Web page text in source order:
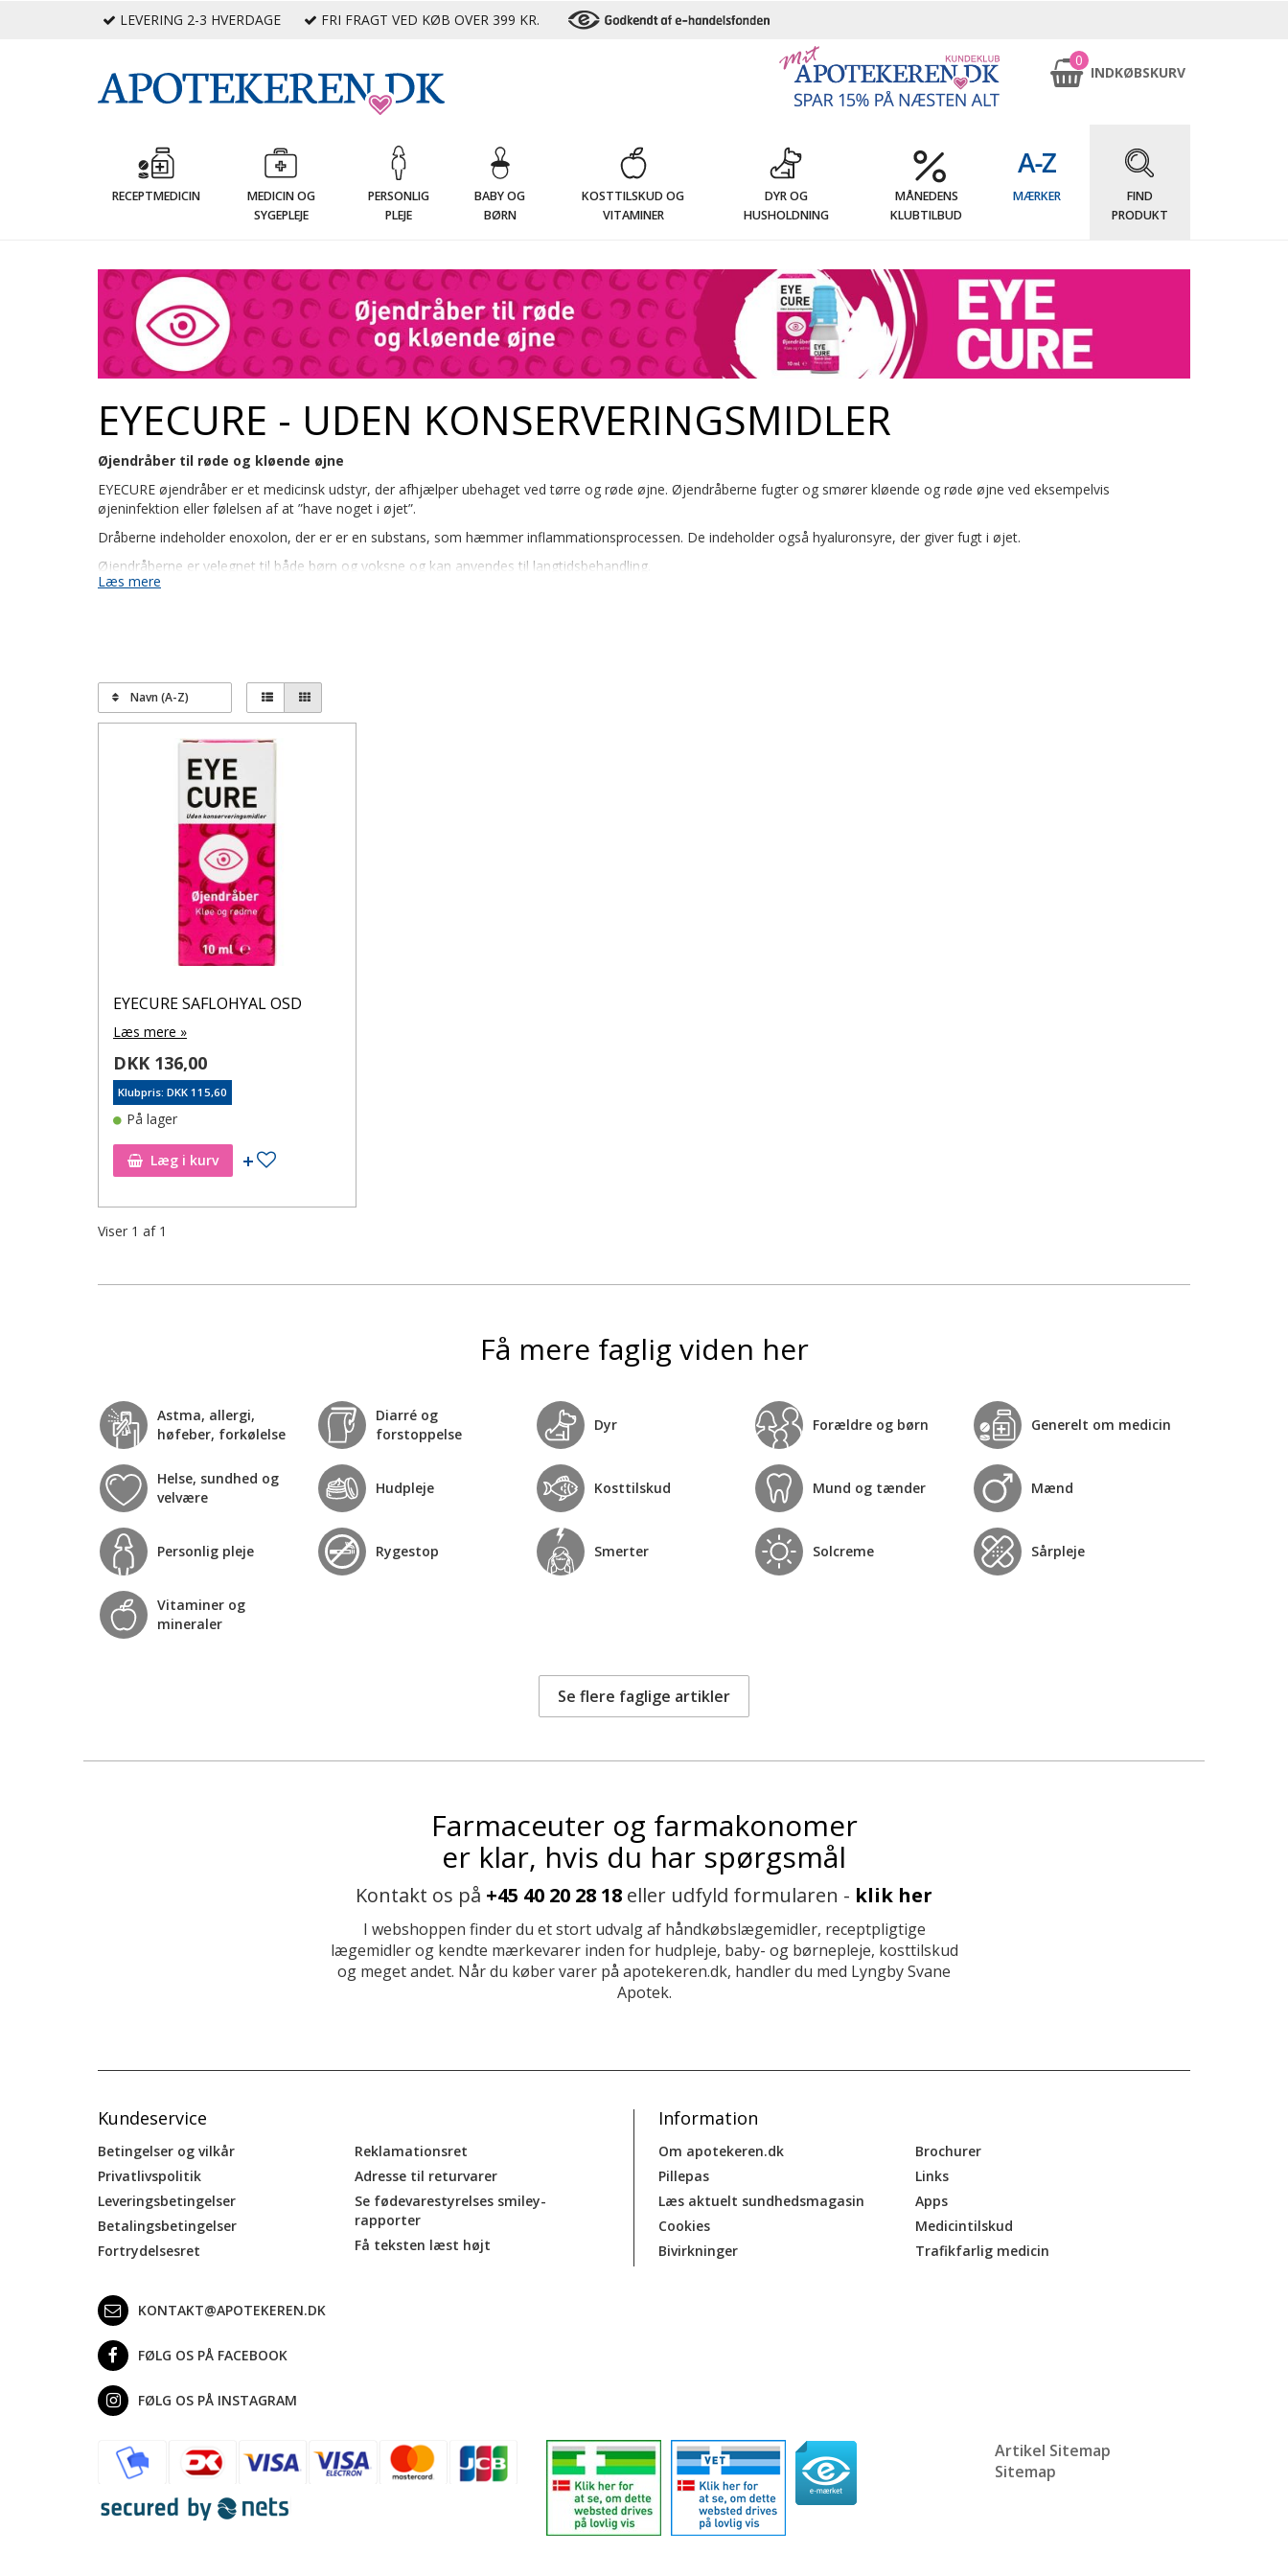
LEVERING 2-3 HVERDAGE FRI FRAGT VED KØB OVER 399 KR.
0
INDKØBSKURV
RECEPTMEDICIN
MEDICIN OG
SYGEPLEJE
PERSONLIG
PLEJE
BABY OG
BØRN
KOSTTILSKUD OG
VITAMINER
DYR OG
HUSHOLDNING
MÅNEDENS
KLUBTILBUD
MÆRKER
FIND
PRODUKT
EYECURE - UDEN KONSERVERINGSMIDLER
Øjendråber til røde og kløende øjne
EYECURE øjendråber er et medicinsk udstyr, der afhjælper ubehaget ved tørre og røde øjne. Øjendråberne fugter og smører kløende og røde øjne ved eksempelvis
øjeninfektion eller følelsen af at ”have noget i øjet”.
Dråberne indeholder enoxolon, der er er en substans, som hæmmer inflammationsprocessen. De indeholder også hyaluronsyre, der giver fugt i øjet.
Øjendråberne er velegnet til både børn og voksne og kan anvendes til langtidsbehandling.
Dryp 1-2 dråber i hvert øje 2-3 gange dagligt. EYECURE indeholder ingen konserveringsmidler og bør ikke anvendes samtidigt med kontaktlinser. Øjendråberne opbevares ved
Læs mere
Navn (A-Z)
EYECURE SAFLOHYAL OSD
Læs mere »
DKK 136,00
Klubpris: DKK 115,60
På lager
Læg i kurv Tilføj til ønskeseddel
Viser 1 af 1
Få mere faglig viden her
Astma, allergi,
høfeber, forkølelse
Diarré og
forstoppelse
Dyr Forældre og børn Generelt om medicin
Helse, sundhed og
velvære
Hudpleje Kosttilskud Mund og tænder Mænd
Personlig pleje Rygestop Smerter Solcreme Sårpleje
Vitaminer og
mineraler
Se flere faglige artikler
Farmaceuter og farmakonomer
er klar, hvis du har spørgsmål
Kontakt os på +45 40 20 28 18 eller udfyld formularen - klik her
I webshoppen finder du et stort udvalg af håndkøbslægemidler, receptpligtige
lægemidler og kendte mærkevarer inden for hudpleje, baby- og børnepleje, kosttilskud
og meget andet. Når du køber varer på apotekeren.dk, handler du med Lyngby Svane
Apotek.
Kundeservice
Betingelser og vilkår
Privatlivspolitik
Leveringsbetingelser
Betalingsbetingelser
Fortrydelsesret
Reklamationsret
Adresse til returvarer
Se fødevarestyrelses smiley-
rapporter
Få teksten læst højt
Information
Om apotekeren.dk
Pillepas
Læs aktuelt sundhedsmagasin
Cookies
Bivirkninger
Brochurer
Links
Apps
Medicintilskud
Trafikfarlig medicin
KONTAKT@APOTEKEREN.DK
FØLG OS PÅ FACEBOOK
FØLG OS PÅ INSTAGRAM
Artikel Sitemap
Sitemap